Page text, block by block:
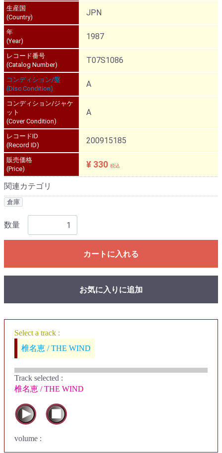
生産国
(Country)
JPN
年
(Year)
1987
レコード番号
(Catalog Number)
T07S1086
コンディション/盤
(Disc Condition)
A
コンディション/ジャケ
ット
(Cover Condition)
A
レコードID
(Record ID)
200915185
販売価格
(Price)
¥ 330 税込
関連カテゴリ
倉庫
数量
カートに入れる
お気に入りに追加
Select a track :
椎名恵 / THE WIND
Track selected :
椎名恵 / THE WIND
volume :